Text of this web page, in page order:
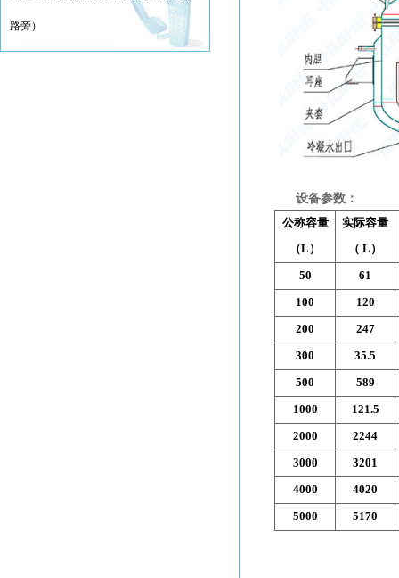
设备参数：
公称容量
（L）
实际容量
（ L）
50 61
100 120
200 247
300 35.5
500 589
1000 121.5
2000 2244
3000 3201
4000 4020
5000 5170
路旁）